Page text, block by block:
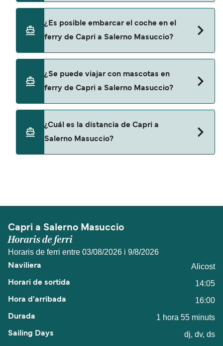
últimas promociones y descuentos de las
Salerno Masuccio con:
¿Es posible embarcar el coche en el
ferry de Capri a Salerno Masuccio?
Masuccio.
¿Se puede viajar con mascotas en
ferry de Capri a Salerno Masuccio?
¿Cuál es la distancia de Capri a
Salerno Masuccio?
Capri a Salerno Masuccio
Horaris de ferri
Horaris de ferri entre 03/08/2026 i 9/8/2026
Alicost
14:05
16:00
1 hora 55 minuts
dj, dv, ds